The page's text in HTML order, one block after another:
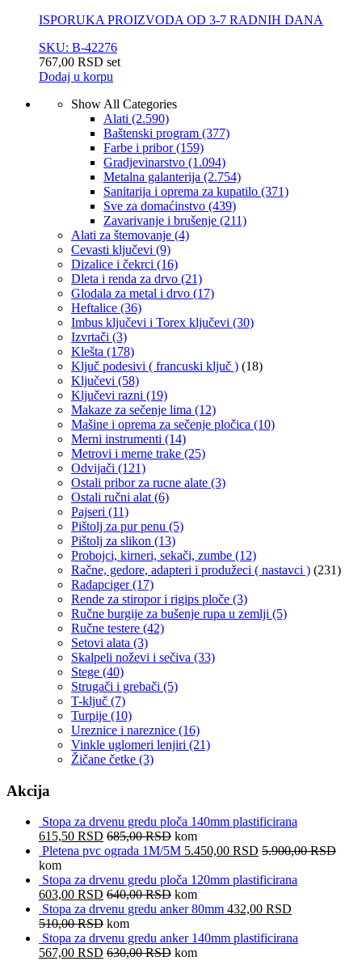
ISPORUKA PROIZVODA OD 3-7 RADNIH DANA
SKU: B-42276
767,00 RSD set
Dodaj u korpu
Show All Categories
Alati (2.590)
Baštenski program (377)
Farbe i pribor(159)
Gradjevinarstvo (1.094)
Metalna galanterija (2.754)
Sanitarija i oprema za kupatilo (371)
Sve za domaćinstvo (439)
Zavarivanje i brušenje (211)
Alati za štemovanje (4)
Cevasti ključevi (9)
Dizalice i čekrci (16)
Dleta i renda za drvo (21)
Glodala za metal i drvo (17)
Heftalice (36)
Imbus ključevi i Torex ključevi (30)
Izvrtači (3)
Klešta (178)
Ključ podesivi ( francuski ključ ) (18)
Ključevi (58)
Ključevi razni (19)
Makaze za sečenje lima (12)
Mašine i oprema za sečenje pločica (10)
Merni instrumenti (14)
Metrovi i merne trake (25)
Odvijači (121)
Ostali pribor za rucne alate (3)
Ostali ručni alat (6)
Pajseri (11)
Pištolj za pur penu (5)
Pištolj za slikon (13)
Probojci, kirneri, sekači, zumbe (12)
Račne, gedore, adapteri i produžeci ( nastavci ) (231)
Radapciger(17)
Rende za stiropor i rigips ploče (3)
Ručne burgije za bušenje rupa u zemlji (5)
Ručne testere (42)
Setovi alata (3)
Skalpeli noževi i sečiva (33)
Stege (40)
Strugači i grebači (5)
T-ključ (7)
Turpije (10)
Ureznice i nareznice (16)
Vinkle uglomeri lenjiri (21)
Žičane četke (3)
Akcija
Stopa za drvenu gredu ploča 140mm plastificirana
615,50 RSD 685,00RSD kom
Pletena pvc ograda 1M/5M 5.450,00 RSD 5.900,00RSD
kom
Stopa za drvenu gredu ploča 120mm plastificirana
603,00 RSD 640,00RSD kom
Stopa za drvenu gredu anker 80mm 432,00 RSD
510,00RSD kom
Stopa za drvenu gredu anker 140mm plastificirana
567,00 RSD 630,00RSD kom